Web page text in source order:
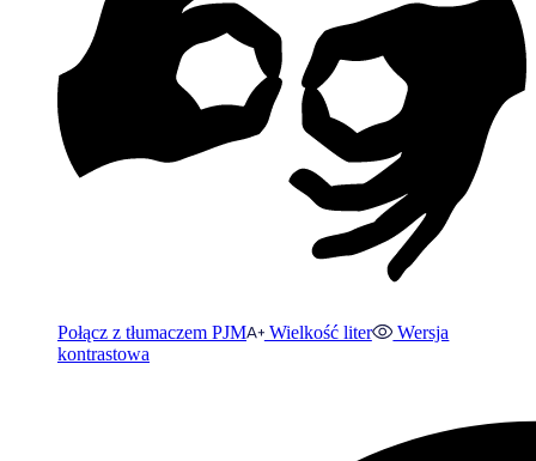
Połącz z tłumaczem PJM Wielkość liter
Wersja
kontrastowa